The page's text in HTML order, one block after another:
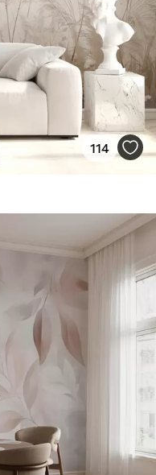
114